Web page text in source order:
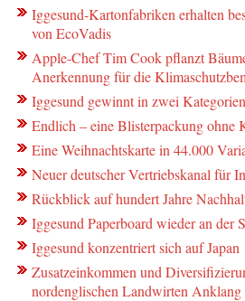
Iggesund-Kartonfabriken erhalten
von EcoVadis
Apple-Chef Tim Cook pflanzt
Anerkennung für die
Iggesund gewinnt in zwei Kategorien
Endlich – eine Blisterpackung ohne
Eine Weihnachtskarte in 44.000
Neuer deutscher Vertriebskanal für
Rückblick auf hundert Jahre
Iggesund Paperboard wieder an der
Iggesund konzentriert sich auf Japan
Zusatzeinkommen und
nordenglischen Landwirten Anklang